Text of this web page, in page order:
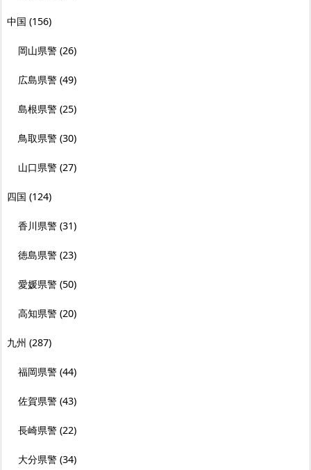
中国 (156)
岡山県警 (26)
広島県警 (49)
島根県警 (25)
鳥取県警 (30)
山口県警 (27)
四国 (124)
香川県警 (31)
徳島県警 (23)
愛媛県警 (50)
高知県警 (20)
九州 (287)
福岡県警 (44)
佐賀県警 (43)
長崎県警 (22)
大分県警 (34)